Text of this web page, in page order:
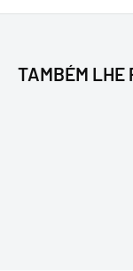
TAMBÉM LHE